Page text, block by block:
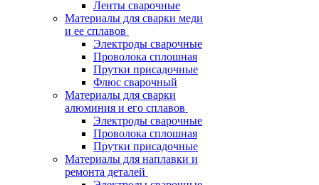
Ленты сварочные
Материалы для сварки меди
и ее сплавов
Электроды сварочные
Проволока сплошная
Прутки присадочные
Флюс сварочный
Материалы для сварки
алюминия и его сплавов
Электроды сварочные
Проволока сплошная
Прутки присадочные
Материалы для наплавки и
ремонта деталей